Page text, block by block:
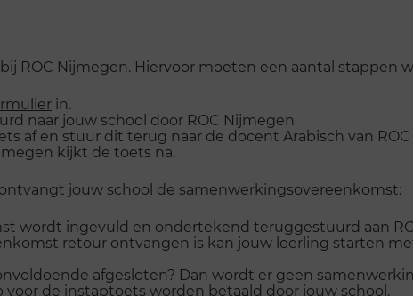
ROC Nijmegen. Hiervoor moeten een aantal stappen
in.
naar jouw school door ROC Nijmegen
af en stuur dit terug naar de docent Arabisch van
kijkt de toets na.
jouw school de samenwerkingsovereenkomst:
wordt ingevuld en ondertekend teruggestuurd aan
retour ontvangen is kan jouw leerling starten
afgesloten? Dan wordt er geen
de instaptoets worden betaald door jouw school.